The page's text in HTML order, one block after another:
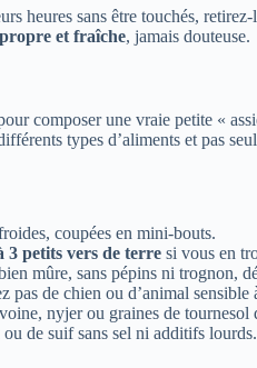
heures sans être touchés,
propre et fraîche, jamais douteuse.
composer une vraie petite «
types d’aliments et pas
coupées en mini-bouts.
3 petits vers de terre si vous en
mûre, sans pépins ni trognon,
pas de chien ou d’animal
nyjer ou graines de tournesol
ou de suif sans sel ni additifs lourds.